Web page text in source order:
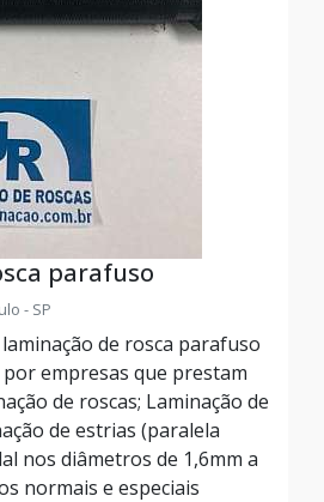
parafuso
- SP
de rosca parafuso
empresas que prestam
de roscas; Laminação de
de estrias (paralela
nos diâmetros de 1,6mm a
normais e especiais